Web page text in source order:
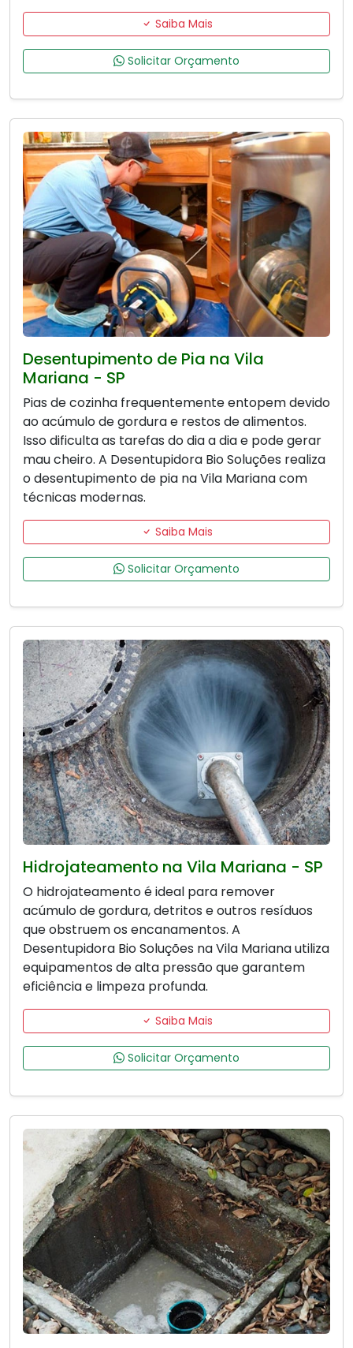
Saiba Mais
Solicitar Orçamento
Desentupimento de Pia na Vila
Mariana - SP
Pias de cozinha frequentemente entopem devido
ao acúmulo de gordura e restos de alimentos.
Isso dificulta as tarefas do dia a dia e pode gerar
mau cheiro. A Desentupidora Bio Soluções realiza
o desentupimento de pia na Vila Mariana com
técnicas modernas.
Saiba Mais
Solicitar Orçamento
Hidrojateamento na Vila Mariana - SP
O hidrojateamento é ideal para remover
acúmulo de gordura, detritos e outros resíduos
que obstruem os encanamentos. A
Desentupidora Bio Soluções na Vila Mariana utiliza
equipamentos de alta pressão que garantem
eficiência e limpeza profunda.
Saiba Mais
Solicitar Orçamento